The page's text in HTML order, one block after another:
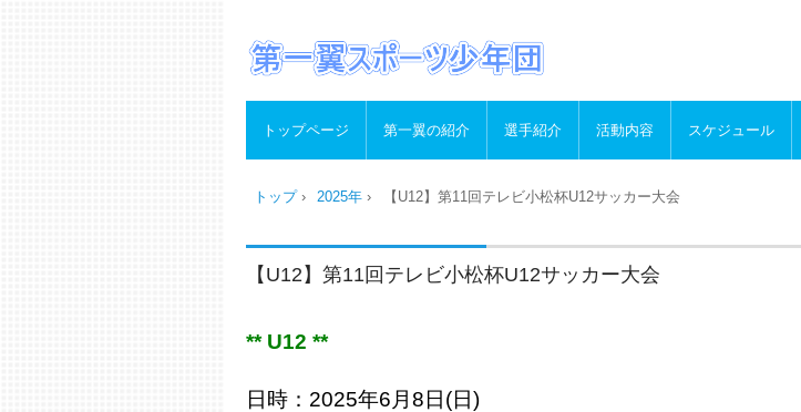
トップページ 第一翼の紹介 選手紹介 活動内容 スケジュール
トップ› 2025年 › 【U12】第11回テレビ小松杯U12サッカー大会
【U12】第11回テレビ小松杯U12サッカー大会
** U12 **
日時：2025年6月8日(日)